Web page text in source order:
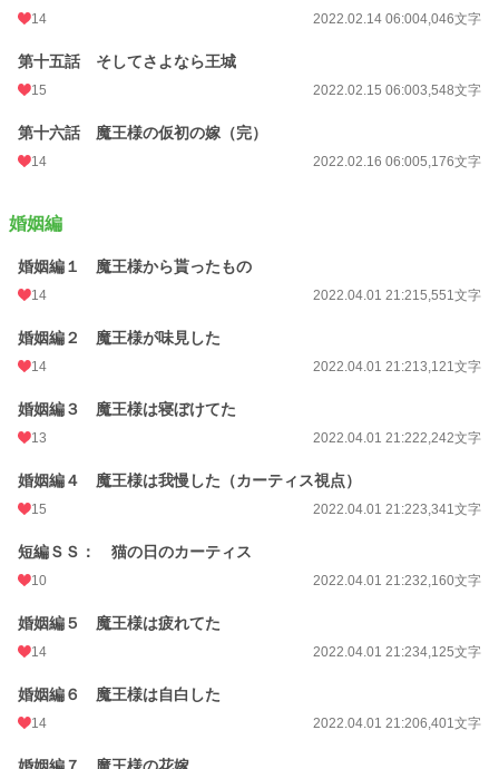
14 2022.02.14 06:004,046文字
第十五話 そしてさよなら王城
15 2022.02.15 06:003,548文字
第十六話 魔王様の仮初の嫁（完）
14 2022.02.16 06:005,176文字
婚姻編
婚姻編１ 魔王様から貰ったもの
14 2022.04.01 21:215,551文字
婚姻編２ 魔王様が味見した
14 2022.04.01 21:213,121文字
婚姻編３ 魔王様は寝ぼけてた
13 2022.04.01 21:222,242文字
婚姻編４ 魔王様は我慢した（カーティス視点）
15 2022.04.01 21:223,341文字
短編ＳＳ： 猫の日のカーティス
10 2022.04.01 21:232,160文字
婚姻編５ 魔王様は疲れてた
14 2022.04.01 21:234,125文字
婚姻編６ 魔王様は自白した
14 2022.04.01 21:206,401文字